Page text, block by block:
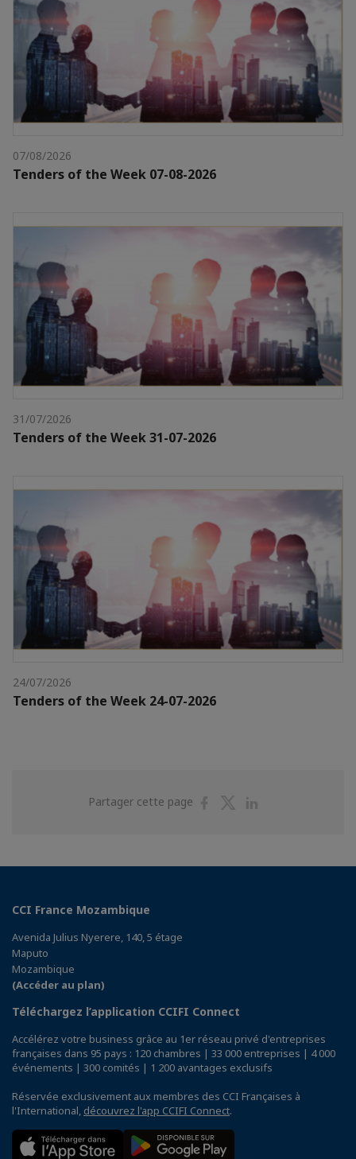
07/08/2026
Tenders of the Week 07-08-2026
31/07/2026
Tenders of the Week 31-07-2026
24/07/2026
Tenders of the Week 24-07-2026
Partager cette page
PartagerPartager
CCI France Mozambique
Avenida Julius Nyerere, 140, 5 étage
Maputo
Mozambique
(Accéder au plan)
Téléchargez l’application CCIFI Connect
Accélérez votre business grâce au 1er réseau privé d'entreprises
françaises dans 95 pays : 120 chambres | 33 000 entreprises | 4 000
événements | 300 comités | 1 200 avantages exclusifs
Réservée exclusivement aux membres des CCI Françaises à
l'International, découvrez l'app CCIFI Connect.